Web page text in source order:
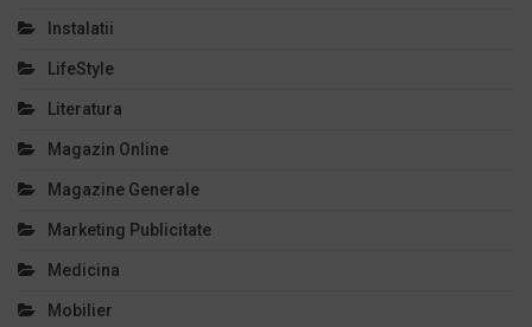
Instalatii
LifeStyle
Literatura
Magazin Online
Magazine Generale
Marketing Publicitate
Medicina
Mobilier